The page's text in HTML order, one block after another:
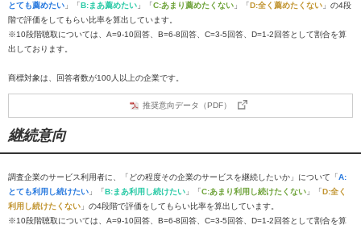
とても薦めたい 」「B:まあ薦めたい 」「C:あまり薦めたくない 」「D:全く薦めたくない 」の4段
階で評価をしてもらい比率を算出しています。
※10段階聴取については、A=9-10回答、B=6-8回答、C=3-5回答、D=1-2回答として割合を算
出しております。
商標対象は、回答者数が100人以上の企業です。
推奨意向データ（PDF）
継続意向
調査企業のサービス利用者に、「どの程度その企業のサービスを継続したいか」について「A:
とても利用し続けたい 」「B:まあ利用し続けたい 」「C:あまり利用し続けたくない 」「D:全く
利用し続けたくない 」の4段階で評価をしてもらい比率を算出しています。
※10段階聴取については、A=9-10回答、B=6-8回答、C=3-5回答、D=1-2回答として割合を算